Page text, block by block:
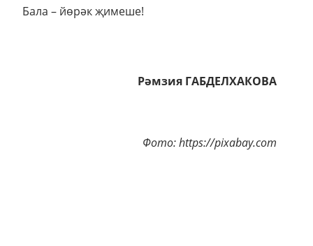
Бала – йөрәк җимеше!
Рәмзия ГАБДЕЛХАКОВА
Фото: https://pixabay.com